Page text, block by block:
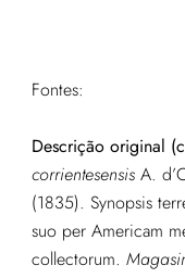
Fontes:
Descrição original
corrientesensisA.
(1835). Synopsis
suo per Americam
collectorum.